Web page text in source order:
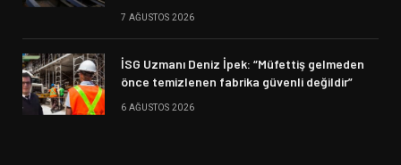
7 AĞUSTOS 2026
İSG Uzmanı Deniz İpek: “Müfettiş gelmeden
önce temizlenen fabrika güvenli değildir”
6 AĞUSTOS 2026